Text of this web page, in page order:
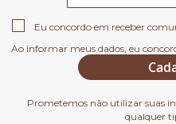
Eu concordo em receber
Ao informar meus dados, eu
Prometemos não utilizar suas
qualquer